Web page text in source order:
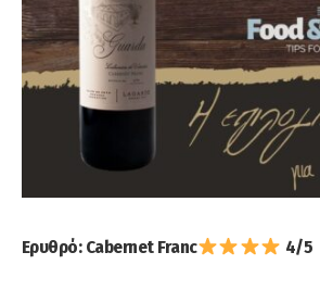
Ερυθρό: Cabernet Franc 4/5